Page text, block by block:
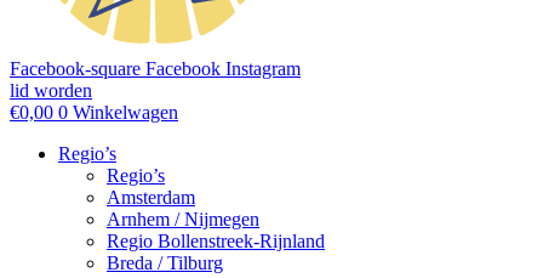
Facebook-square Facebook Instagram
lid worden
€0,00 0 Winkelwagen
Regio’s
Regio’s
Amsterdam
Arnhem / Nijmegen
Regio Bollenstreek-Rijnland
Breda / Tilburg